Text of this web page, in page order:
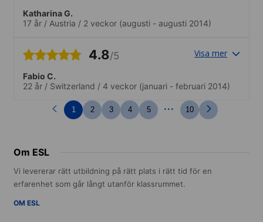
som skolan ordnade runt om i staden.
Katharina G.
17 år / Austria / 2 veckor (augusti - augusti 2014)
4.8/5 Visa mer
Fabio C.
22 år / Switzerland / 4 veckor (januari - februari 2014)
1 2 3 4 5 ... 10
Om ESL
Vi levererar rätt utbildning på rätt plats i rätt tid för en
erfarenhet som går långt utanför klassrummet.
OM ESL